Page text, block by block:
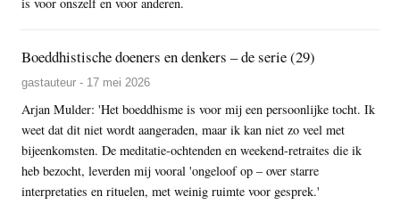
Boeddhistische doeners en denkers – de serie (29)
gastauteur - 17 mei 2026
Arjan Mulder: 'Het boeddhisme is voor mij een persoonlijke tocht. Ik
weet dat dit niet wordt aangeraden, maar ik kan niet zo veel met
bijeenkomsten. De meditatie-ochtenden en weekend-retraites die ik
heb bezocht, leverden mij vooral 'ongeloof op – over starre
interpretaties en rituelen, met weinig ruimte voor gesprek.'